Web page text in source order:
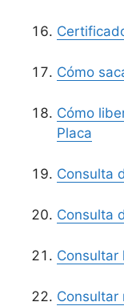
Cómo
Cómo
Placa
Consulta
Consulta
Consultar
Consultar